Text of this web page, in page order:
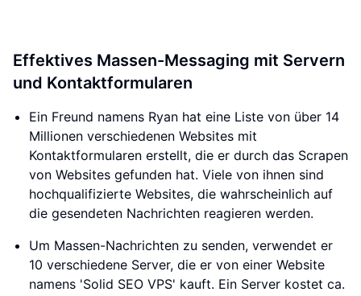
Effektives Massen-Messaging mit Servern
und Kontaktformularen
Ein Freund namens Ryan hat eine Liste von über 14
Millionen verschiedenen Websites mit
Kontaktformularen erstellt, die er durch das Scrapen
von Websites gefunden hat. Viele von ihnen sind
hochqualifizierte Websites, die wahrscheinlich auf
die gesendeten Nachrichten reagieren werden.
Um Massen-Nachrichten zu senden, verwendet er
10 verschiedene Server, die er von einer Website
namens 'Solid SEO VPS' kauft. Ein Server kostet ca.